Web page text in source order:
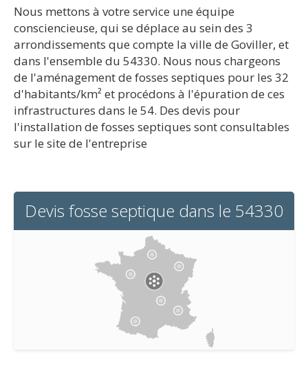
Nous mettons à votre service une équipe
consciencieuse, qui se déplace au sein des 3
arrondissements que compte la ville de Goviller, et
dans l'ensemble du 54330. Nous nous chargeons
de l'aménagement de fosses septiques pour les 32
d'habitants/km² et procédons à l'épuration de ces
infrastructures dans le 54. Des devis pour
l'installation de fosses septiques sont consultables
sur le site de l'entreprise
Devis fosse septique dans le 54330